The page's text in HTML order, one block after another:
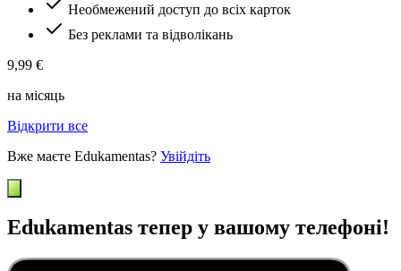
Необмежений доступ до всіх карток
Без реклами та відволікань
9,99 €
на місяць
Відкрити все
Вже маєте Edukamentas? Увійдіть
Edukamentas тепер у вашому телефоні!